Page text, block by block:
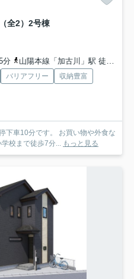
全2）2号棟
分
山陽本線「加古川」駅 徒歩30分
バリアフリー
収納豊富
下車10分です。 お買い物や外食な
校まで徒歩7分... もっと見る